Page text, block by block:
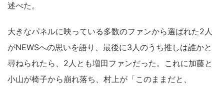
述べた。
大きなパネルに映っている多数のファンから選ばれた2人
がNEWSへの思いを語り、最後に3人のうち推しは誰かと
尋ねられたら、2人とも増田ファンだった。これに加藤と
小山が椅子から崩れ落ち、村上が「このままだと、